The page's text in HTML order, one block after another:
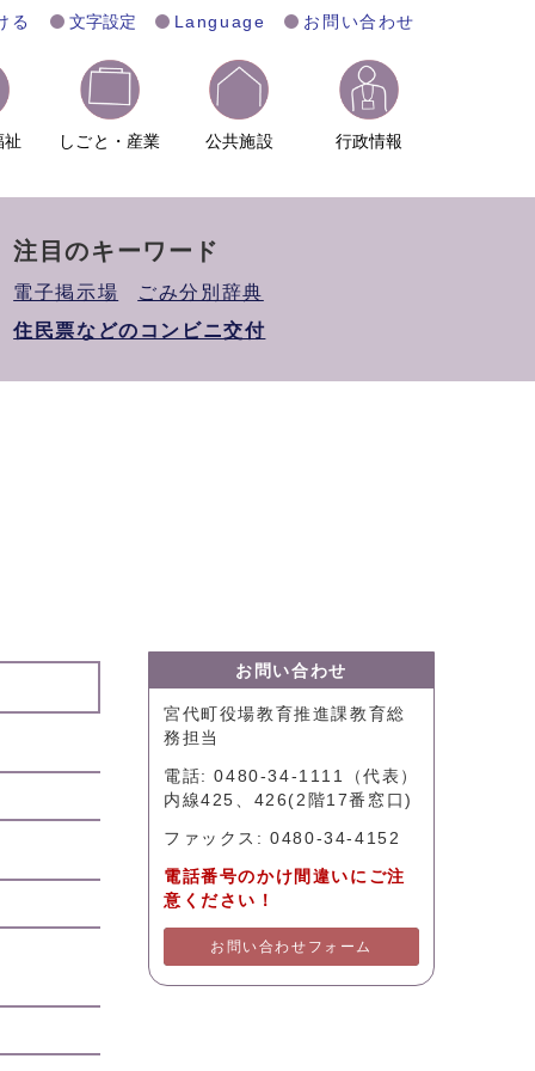
る 文字設定 Language お問い合わせ
祉 しごと・産業 公共施設 行政情報
注目のキーワード
電子掲示場
ごみ分別辞典
住民票などのコンビニ交付
お問い合わせ
宮代町役場教育推進課教育総
務担当
電話: 0480-34-1111（代表）
内線425、426(2階17番窓口)
ファックス: 0480-34-4152
電話番号のかけ間違いにご注
意ください！
お問い合わせフォーム